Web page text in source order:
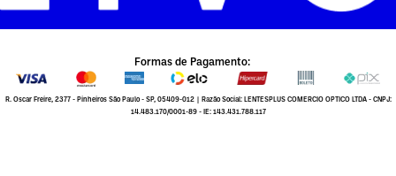
Formas de Pagamento:
R. Oscar Freire, 2377 - Pinheiros São Paulo - SP, 05409-012 | Razão Social: LENTESPLUS COMERCIO OPTICO LTDA - CNPJ:
14.483.170/0001-89 - IE: 143.431.788.117